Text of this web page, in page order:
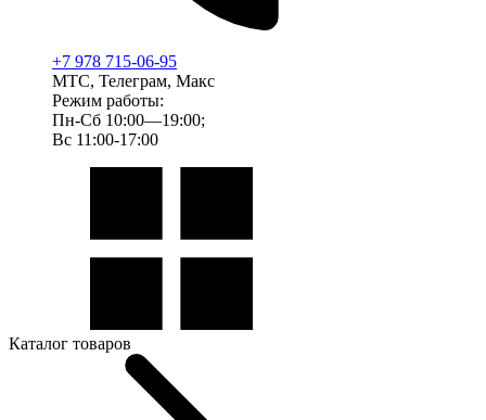
+7 978 715-06-95
МТС, Телеграм, Макс
Режим работы:
Пн-Сб 10:00—19:00;
Вс 11:00-17:00
Каталог товаров